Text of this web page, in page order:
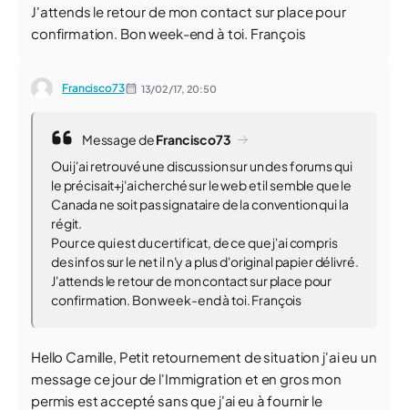
J'attends le retour de mon contact sur place pour
confirmation. Bon week-end à toi. François
Francisco73 13/02/17, 20:50
Message deFrancisco73
Oui j'ai retrouvé une discussion sur un des forums qui
le précisait+j'ai cherché sur le web et il semble que le
Canada ne soit pas signataire de la convention qui la
régit.
Pour ce qui est du certificat, de ce que j'ai compris
des infos sur le net il n'y a plus d'original papier délivré.
J'attends le retour de mon contact sur place pour
confirmation. Bon week-end à toi. François
Hello Camille, Petit retournement de situation j'ai eu un
message ce jour de l'Immigration et en gros mon
permis est accepté sans que j'ai eu à fournir le